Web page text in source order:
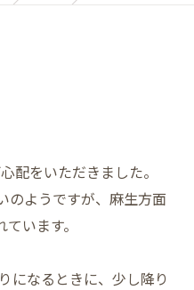
配をいただきました。
のようですが、麻生方面
います。
になるときに、少し降り